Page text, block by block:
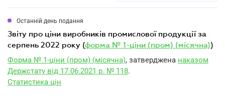
Останній день подання
звіту про ціни виробників промислової продукції за
серпень 2022 року (форма № 1-ціни (пром) (місячна))
Форма № 1-ціни (пром) (місячна), затверджена наказом
Держстату від 17.06.2021 р. № 118.
Статистика цін